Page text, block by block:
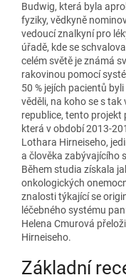
Budwig, která byla
fyziky, vědkyně
vedoucí znalkyní pro
úřadě, kde se
celém světě je známá
rakovinou pomocí
50 % jejích pacientů
věděli, na koho se s
republice, tento projekt
která v období 2013-
Lothara Hirneiseho,
a člověka zabývajícího
Během studia získala
onkologických
znalosti týkající se
léčebného systému
Helena Cmurová
Hirneiseho.
Základní